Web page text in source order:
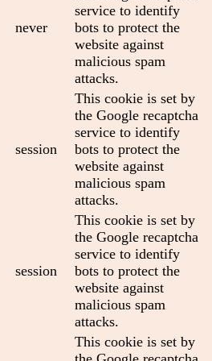
never
service to identify
bots to protect the
website against
malicious spam
attacks.
session
This cookie is set by
the Google recaptcha
service to identify
bots to protect the
website against
malicious spam
attacks.
session
This cookie is set by
the Google recaptcha
service to identify
bots to protect the
website against
malicious spam
attacks.
This cookie is set by